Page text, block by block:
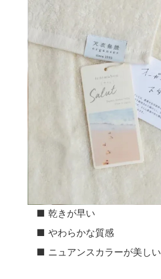
■ 乾きが早い
■ やわらかな質感
■ ニュアンスカラーが美しい